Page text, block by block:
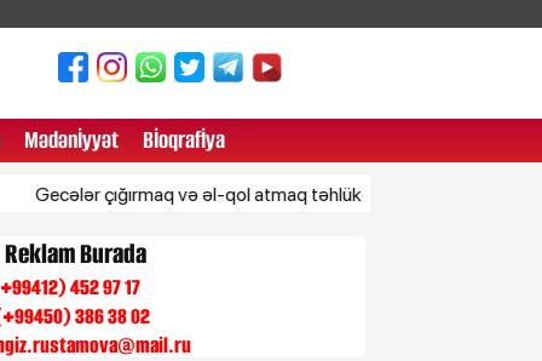
Mədənİyyət Bİoqrafİya
çığırmaq və əl-qol atmaq təhlükəli xəstəliyin əlaməti ola bilər
Burada
452 97 17
386 38 02